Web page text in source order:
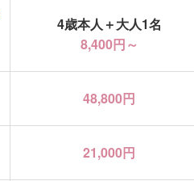
4歳本人＋大人1名
8,400円～
48,800円
21,000円